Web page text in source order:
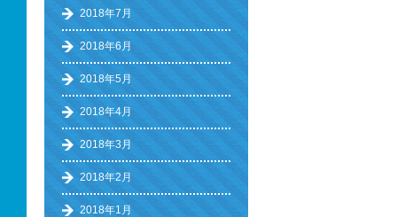
2018年7月
2018年6月
2018年5月
2018年4月
2018年3月
2018年2月
2018年1月